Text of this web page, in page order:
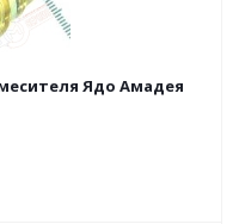
Ядо Амадея